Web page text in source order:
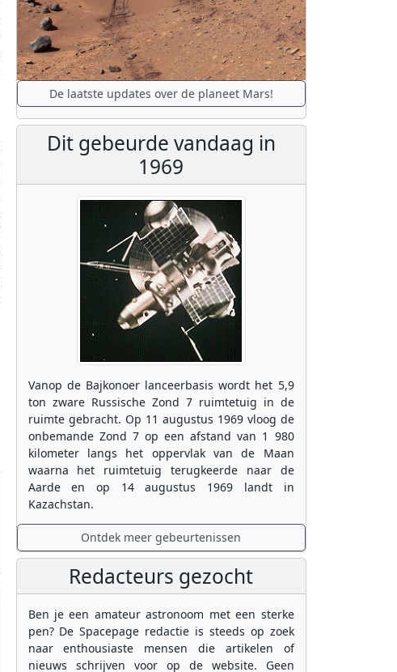
De laatste updates over de planeet Mars!
Dit gebeurde vandaag in
1969
Vanop de Bajkonoer lanceerbasis wordt het 5,9
ton zware Russische Zond 7 ruimtetuig in de
ruimte gebracht. Op 11 augustus 1969 vloog de
onbemande Zond 7 op een afstand van 1 980
kilometer langs het oppervlak van de Maan
waarna het ruimtetuig terugkeerde naar de
Aarde en op 14 augustus 1969 landt in
Kazachstan.
Ontdek meer gebeurtenissen
Redacteurs gezocht
Ben je een amateur astronoom met een sterke
pen? De Spacepage redactie is steeds op zoek
naar enthousiaste mensen die artikelen of
nieuws schrijven voor op de website. Geen